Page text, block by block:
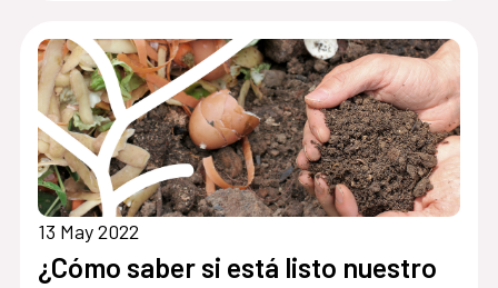
13 May 2022
¿Cómo saber si está listo nuestro